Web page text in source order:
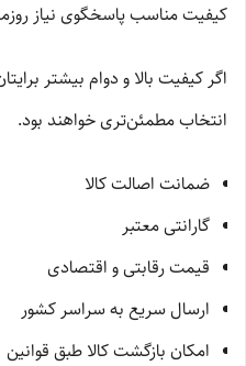
کیفیت مناسب پاسخگوی نیاز
اگر کیفیت بالا و دوام بیشتر
انتخاب مطمئن‌تری خواهند بود.
ضمانت اصالت کالا
گارانتی معتبر
قیمت رقابتی و اقتصادی
ارسال سریع به سراسر کشور
امکان بازگشت کالا طبق قوانین